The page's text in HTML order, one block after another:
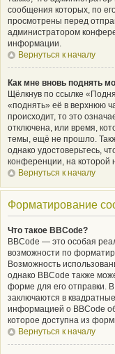
сообщения которых, по
просмотрены перед
администратором
информации.
Вернуться к началу
Как мне вновь поднять
Щёлкнув по ссылке
«поднять» её в верхнюю
происходит, то это
отключена, или время,
темы, ещё не прошло.
однако удостоверьтесь,
конференции, на которой
Вернуться к началу
Форматирование
Что такое BBCode?
BBCode — это особая
возможности по
Возможность
однако BBCode также
форме для его отправки.
заключаются в
информацией о BBCode
которое доступна из
Вернуться к началу